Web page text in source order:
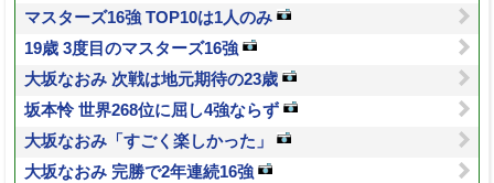
マスターズ16強 TOP10は1人のみ
19歳 3度目のマスターズ16強
大坂なおみ 次戦は地元期待の23歳
坂本怜 世界268位に屈し4強ならず
大坂なおみ「すごく楽しかった」
大坂なおみ 完勝で2年連続16強